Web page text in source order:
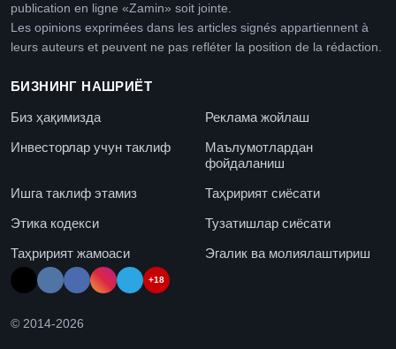
publication en ligne «Zamin» soit jointe.
Les opinions exprimées dans les articles signés appartiennent à
leurs auteurs et peuvent ne pas refléter la position de la rédaction.
БИЗНИНГ НАШРИЁТ
Биз ҳақимизда
Реклама жойлаш
Инвесторлар учун таклиф
Маълумотлардан
фойдаланиш
Ишга таклиф этамиз
Таҳририят сиёсати
Этика кодекси
Тузатишлар сиёсати
Таҳририят жамоаси
Эгалик ва молиялаштириш
+18
© 2014-2026